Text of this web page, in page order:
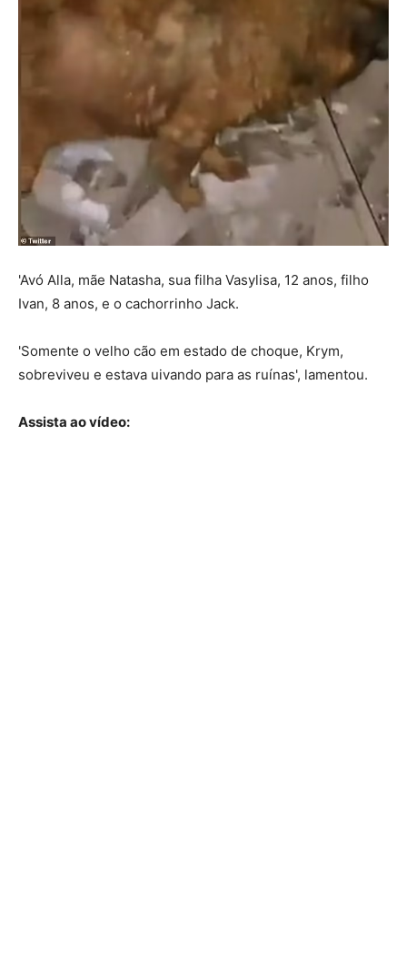
'Avó Alla, mãe Natasha, sua filha Vasylisa, 12 anos, filho
Ivan, 8 anos, e o cachorrinho Jack.
'Somente o velho cão em estado de choque, Krym,
sobreviveu e estava uivando para as ruínas', lamentou.
Assista ao vídeo: